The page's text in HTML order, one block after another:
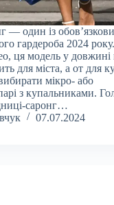
— один із
гардероба 2024
ця модель у довжині
для міста, а от для
мікро- або
з купальниками.
саронг…
07.07.2024